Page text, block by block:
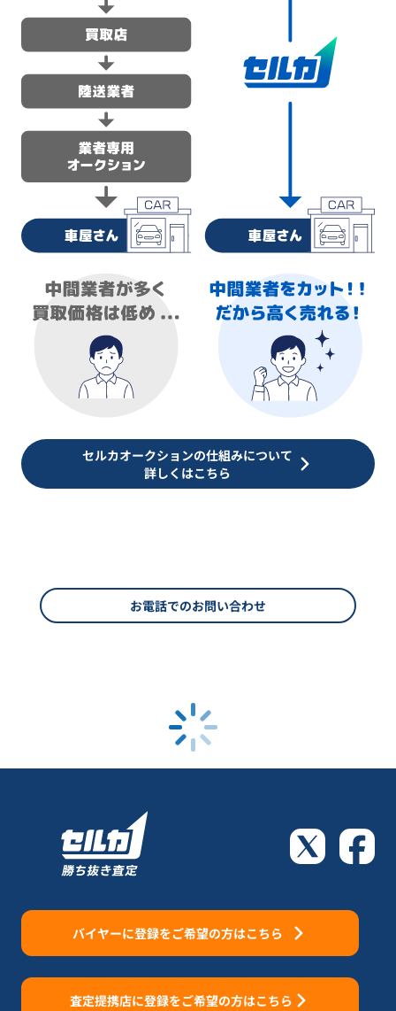
セルカオークションの仕組みについて
詳しくはこちら
お電話でのお問い合わせ
バイヤーに登録をご希望の方はこちら
査定提携店に登録をご希望の方はこちら